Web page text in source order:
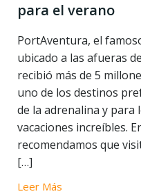
para el verano
PortAventura, el
ubicado a las afueras
recibió más de 5
uno de los destinos
de la adrenalina y para
vacaciones increíbles.
recomendamos que
[…]
Leer Más